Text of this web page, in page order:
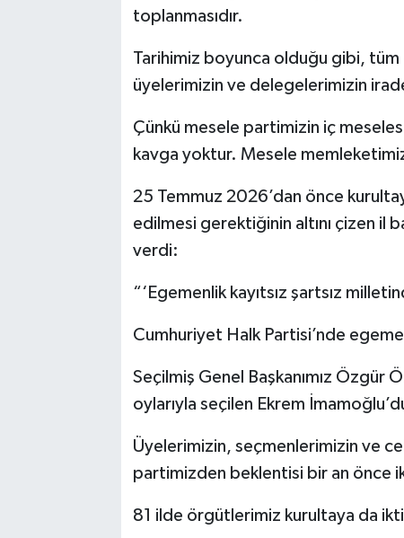
toplanmasıdır.
Tarihimiz boyunca olduğu gibi,
üyelerimizin ve delegelerimizin
Çünkü mesele partimizin iç
kavga yoktur. Mesele
25 Temmuz 2026’dan önce
edilmesi gerektiğinin altını çizen il
verdi:
“‘Egemenlik kayıtsız şartsız
Cumhuriyet Halk Partisi’nde
Seçilmiş Genel Başkanımız Özgür
oylarıyla seçilen Ekrem
Üyelerimizin, seçmenlerimizin ve
partimizden beklentisi bir an önce
81 ilde örgütlerimiz kurultaya da